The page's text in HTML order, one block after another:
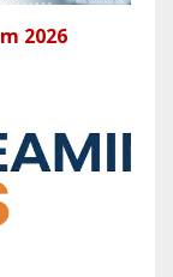
2026